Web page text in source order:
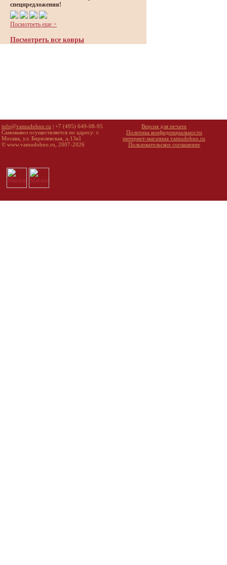
спецпредложения!
Посмотреть еще >
Посмотреть все ковры
info@vamudobno.ru | +7 (495) 649-08-95
Самовывоз осуществляется по адресу: г.
Москва, ул. Бирюлевская, д.13к1
© www.vamudobno.ru, 2007-2026
Версия для печати
Политика конфиденциальности
интернет-магазина vamudobno.ru
Пользовательское соглашение